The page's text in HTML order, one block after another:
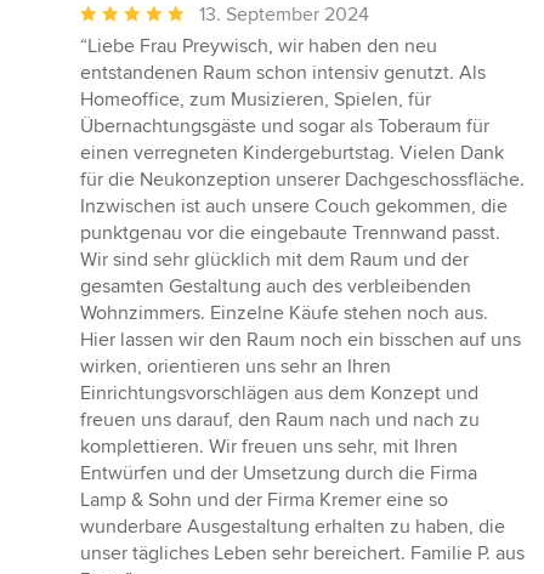
Durchschnittliche
Bewertung:
5
von
5
Sternen
13. September 2024
“Liebe Frau Preywisch, wir haben den neu
entstandenen Raum schon intensiv genutzt. Als
Homeoffice, zum Musizieren, Spielen, für
Übernachtungsgäste und sogar als Toberaum für
einen verregneten Kindergeburtstag. Vielen Dank
für die Neukonzeption unserer Dachgeschossfläche.
Inzwischen ist auch unsere Couch gekommen, die
punktgenau vor die eingebaute Trennwand passt.
Wir sind sehr glücklich mit dem Raum und der
gesamten Gestaltung auch des verbleibenden
Wohnzimmers. Einzelne Käufe stehen noch aus.
Hier lassen wir den Raum noch ein bisschen auf uns
wirken, orientieren uns sehr an Ihren
Einrichtungsvorschlägen aus dem Konzept und
freuen uns darauf, den Raum nach und nach zu
komplettieren. Wir freuen uns sehr, mit Ihren
Entwürfen und der Umsetzung durch die Firma
Lamp & Sohn und der Firma Kremer eine so
wunderbare Ausgestaltung erhalten zu haben, die
unser tägliches Leben sehr bereichert. Familie P. aus